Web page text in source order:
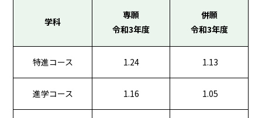
学科
専願
令和3年度
併願
令和3年度
特進コース 1.24 1.13
進学コース 1.16 1.05